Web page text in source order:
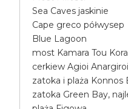
Sea Caves jaskinie
Cape greco półwysep
Blue Lagoon
most Kamara Tou
cerkiew Agioi
zatoka i plaża Konnos
zatoka Green Bay,